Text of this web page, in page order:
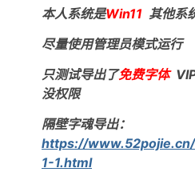
本人系统是Win11 其他系
尽量使用管理员模式运行
只测试导出了免费字体VIP
没权限
隔壁字魂导出：
https://
1-1.html